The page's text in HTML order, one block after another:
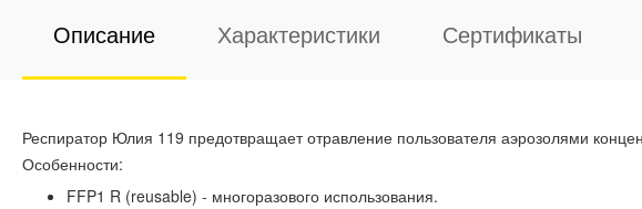
Описание Характеристики Сертификаты
Респиратор Юлия 119 предотвращает отравление пользователя аэрозолями
Особенности:
FFP1 R (reusable) - многоразового использования.